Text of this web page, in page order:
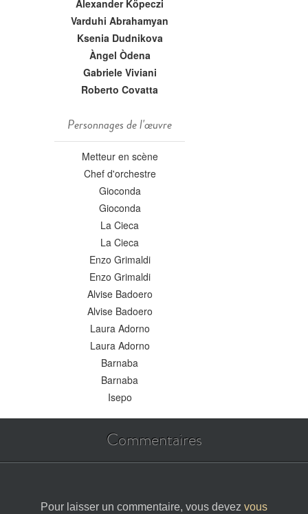
Alexander Köpeczi
Varduhi Abrahamyan
Ksenia Dudnikova
Àngel Òdena
Gabriele Viviani
Roberto Covatta
Personnages de l'œuvre
Metteur en scène
Chef d'orchestre
Gioconda
Gioconda
La Cieca
La Cieca
Enzo Grimaldi
Enzo Grimaldi
Alvise Badoero
Alvise Badoero
Laura Adorno
Laura Adorno
Barnaba
Barnaba
Isepo
Commentaires
Pour laisser un commentaire, vous devez vous